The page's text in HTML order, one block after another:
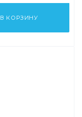
В КОРЗИНУ